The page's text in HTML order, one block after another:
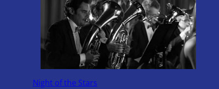
Night of the Stars